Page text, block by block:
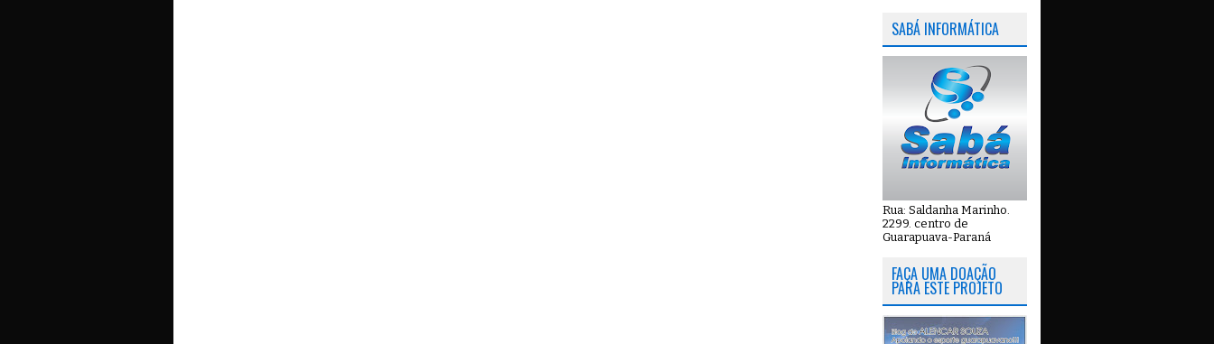
SABÁ INFORMÁTICA
Rua: Saldanha Marinho.
2299. centro de
Guarapuava-Paraná
FAÇA UMA DOAÇÃO
PARA ESTE PROJETO